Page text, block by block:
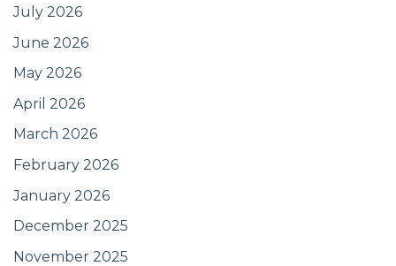
July 2026
June 2026
May 2026
April 2026
March 2026
February 2026
January 2026
December 2025
November 2025